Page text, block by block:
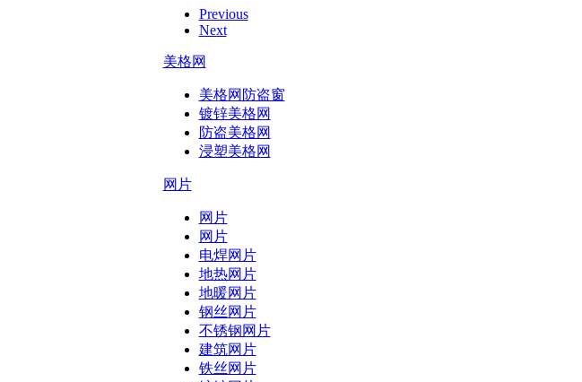
Previous
Next
美格网
美格网防盗窗
镀锌美格网
防盗美格网
浸塑美格网
网片
网片
网片
电焊网片
地热网片
地暖网片
钢丝网片
不锈钢网片
建筑网片
铁丝网片